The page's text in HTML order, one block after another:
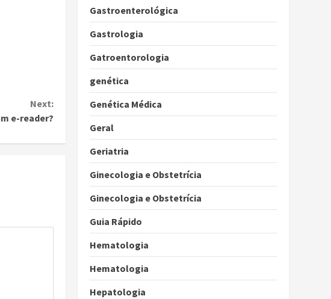
Next:
e-reader?
Gastroenterológica
Gastrologia
Gatroentorologia
genética
Genética Médica
Geral
Geriatria
Ginecologia e Obstetrícia
Ginecologia e Obstetrícia
Guia Rápido
Hematologia
Hematologia
Hepatologia